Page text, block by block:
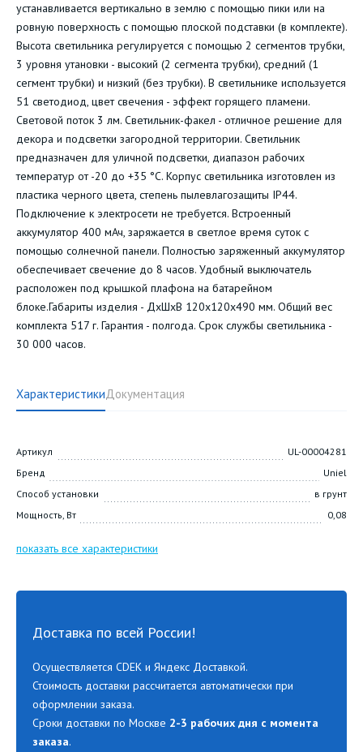
устанавливается вертикально в землю с помощью пики или на
ровную поверхность с помощью плоской подставки (в комплекте).
Высота светильника регулируется с помощью 2 сегментов трубки,
3 уровня утановки - высокий (2 сегмента трубки), средний (1
сегмент трубки) и низкий (без трубки). В светильнике используется
51 светодиод, цвет свечения - эффект горящего пламени.
Световой поток 3 лм. Светильник-факел - отличное решение для
декора и подсветки загородной территории. Светильник
предназначен для уличной подсветки, диапазон рабочих
температур от -20 до +35 °С. Корпус светильника изготовлен из
пластика черного цвета, степень пылевлагозащиты IP44.
Подключение к электросети не требуется. Встроенный
аккумулятор 400 мАч, заряжается в светлое время суток с
помощью солнечной панели. Полностью заряженный аккумулятор
обеспечивает свечение до 8 часов. Удобный выключатель
расположен под крышкой плафона на батарейном
блоке.Габариты изделия - ДхШхВ 120х120х490 мм. Общий вес
комплекта 517 г. Гарантия - полгода. Срок службы светильника -
30 000 часов.
ХарактеристикиДокументация
Артикул
UL-00004281
Бренд
Uniel
Способ установки
в грунт
Мощность, Вт
0,08
показать все характеристики
Доставка по всей России!
Осуществляется CDEK и Яндекс Доставкой.
Стоимость доставки рассчитается автоматически при
оформлении заказа.
Сроки доставки по Москве 2-3 рабочих дня с момента
заказа.